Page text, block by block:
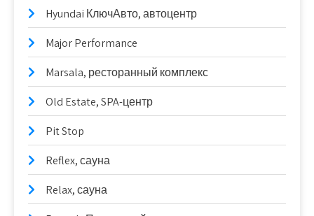
Hyundai КлючАвто, автоцентр
Major Performance
Marsala, ресторанный комплекс
Old Estate, SPA-центр
Pit Stop
Reflex, сауна
Relax, сауна